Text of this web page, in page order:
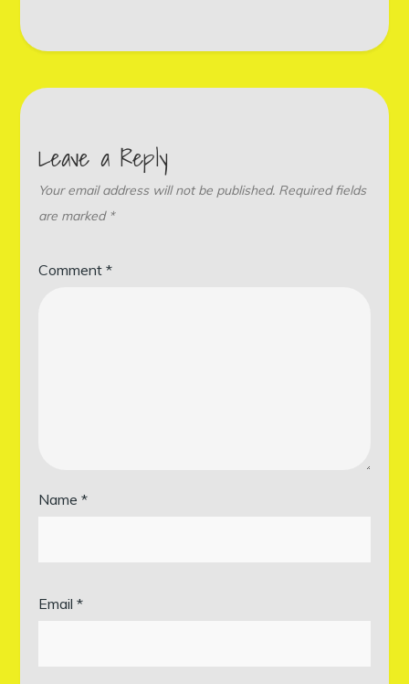
Leave a Reply
Your email address will not be published. Required fields
are marked *
Comment*
Name*
Email*